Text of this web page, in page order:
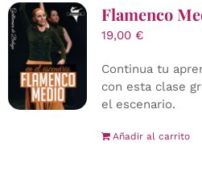
Flamenco
19,00 €
Continua tu
con esta clase
el escenario.
Añadir al carrito